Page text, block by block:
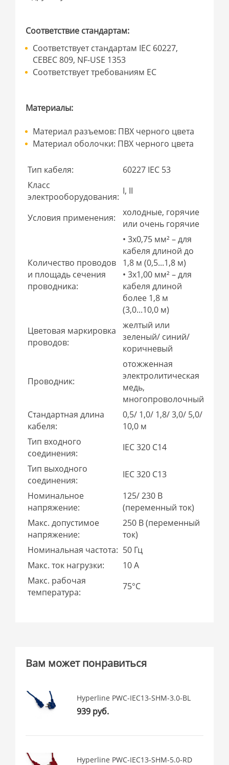
Соответствие стандартам:
Соответствует стандартам IEC 60227,
CEBEC 809, NF-USE 1353
Соответствует требованиям ЕС
Материалы:
Материал разъемов: ПВХ черного цвета
Материал оболочки: ПВХ черного цвета
Тип кабеля:
60227 IEC 53
Класс
электрооборудования:
I, II
Условия применения:
холодные, горячие
или очень горячие
Количество проводов
и площадь сечения
проводника:
• 3x0,75 мм² – для
кабеля длиной до
1,8 м (0,5...1,8 м)
• 3x1,00 мм² – для
кабеля длиной
более 1,8 м
(3,0...10,0 м)
Цветовая маркировка
проводов:
желтый или
зеленый/ синий/
коричневый
Проводник:
отожженная
электролитическая
медь,
многопроволочный
Стандартная длина
кабеля:
0,5/ 1,0/ 1,8/ 3,0/ 5,0/
10,0 м
Тип входного
соединения:
IEC 320 C14
Тип выходного
соединения:
IEC 320 C13
Номинальное
напряжение:
125/ 230 В
(переменный ток)
Макс. допустимое
напряжение:
250 В (переменный
ток)
Номинальная частота: 50 Гц
Макс. ток нагрузки:
10 A
Макс. рабочая
температура:
75°С
Вам может понравиться
Hyperline PWC-IEC13-SHM-3.0-BL
939 руб.
Hyperline PWC-IEC13-SHM-5.0-RD